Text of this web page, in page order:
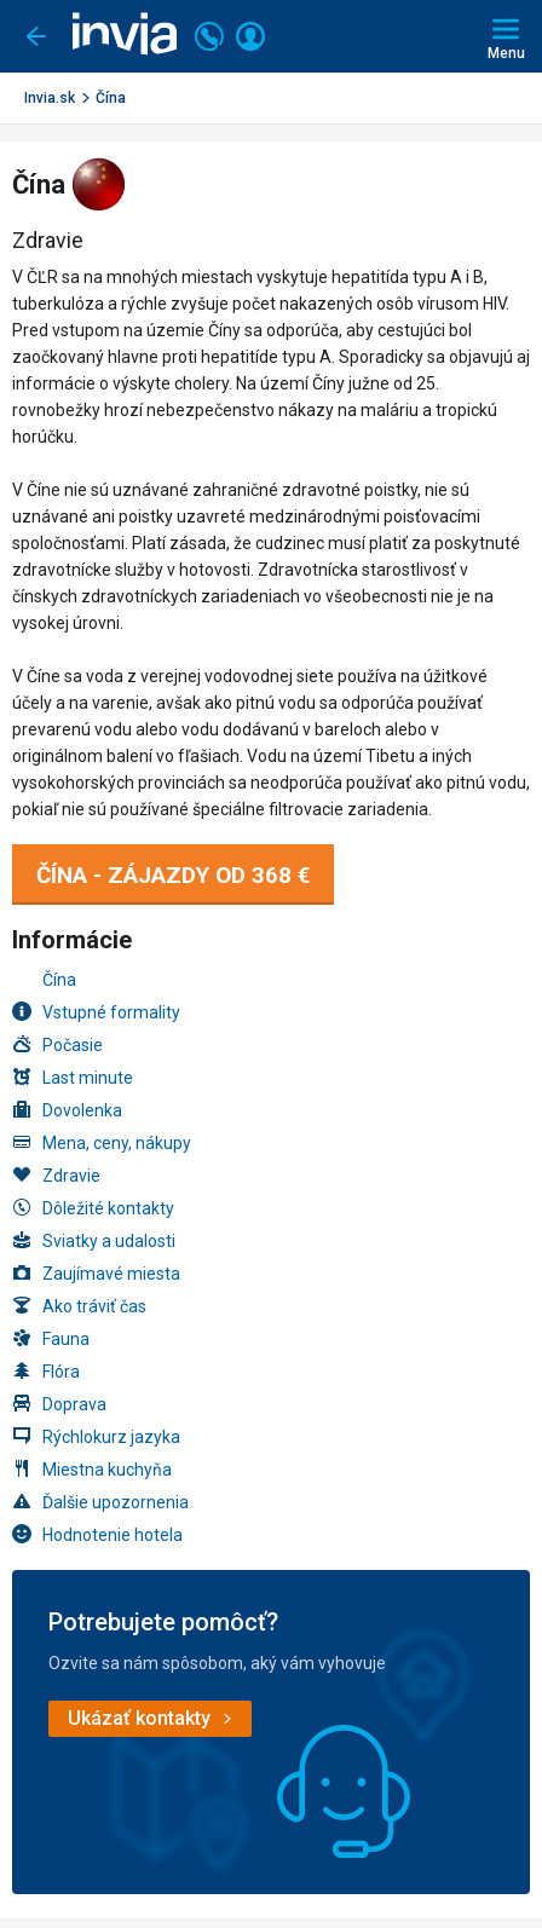
Ísť
späť
Volajte
+421
2
Prihlásiť
Menu
Invia.sk Čína
Čína
Zdravie
V ČĽR sa na mnohých miestach vyskytuje hepatitída typu A i B,
tuberkulóza a rýchle zvyšuje počet nakazených osôb vírusom HIV.
Pred vstupom na územie Číny sa odporúča, aby cestujúci bol
zaočkovaný hlavne proti hepatitíde typu A. Sporadicky sa objavujú aj
informácie o výskyte cholery. Na území Číny južne od 25.
rovnobežky hrozí nebezpečenstvo nákazy na maláriu a tropickú
horúčku.
V Číne nie sú uznávané zahraničné zdravotné poistky, nie sú
uznávané ani poistky uzavreté medzinárodnými poisťovacími
spoločnosťami. Platí zásada, že cudzinec musí platiť za poskytnuté
zdravotnícke služby v hotovosti. Zdravotnícka starostlivosť v
čínskych zdravotníckych zariadeniach vo všeobecnosti nie je na
vysokej úrovni.
V Číne sa voda z verejnej vodovodnej siete používa na úžitkové
účely a na varenie, avšak ako pitnú vodu sa odporúča používať
prevarenú vodu alebo vodu dodávanú v bareloch alebo v
originálnom balení vo fľašiach. Vodu na území Tibetu a iných
vysokohorských provinciách sa neodporúča používať ako pitnú vodu,
pokiaľ nie sú používané špeciálne filtrovacie zariadenia.
ČÍNA - ZÁJAZDY OD 368 €
Informácie
Čína
Vstupné formality
Počasie
Last minute
Dovolenka
Mena, ceny, nákupy
Zdravie
Dôležité kontakty
Sviatky a udalosti
Zaujímavé miesta
Ako tráviť čas
Fauna
Flóra
Doprava
Rýchlokurz jazyka
Miestna kuchyňa
Ďalšie upozornenia
Hodnotenie hotela
Potrebujete pomôcť?
Ozvite sa nám spôsobom, aký vám vyhovuje
Ukázať kontakty